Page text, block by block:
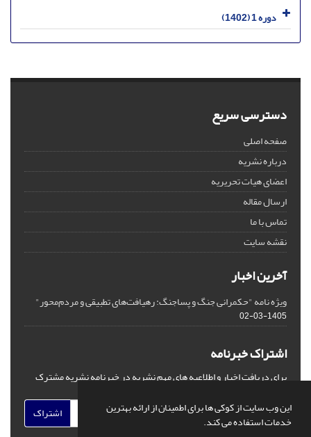
این وب سایت از کوکی ها برای اطمینان از ارائه بهترین
خدمات استفاده می کند.
دوره 1 (1402)
دسترسی سریع
صفحه اصلی
درباره نشریه
اعضای هیات تحریریه
ارسال مقاله
تماس با ما
نقشه سایت
آخرین اخبار
ویژه نامه "حکمرانی جنگ و پساجنگ: رهیافت‌های تطبیقی و مردم‌محور"
1405-03-02
اشتراک خبرنامه
برای دریافت اخبار و اطلاعیه های مهم نشریه در خبرنامه نشریه مشترک
اشتراک